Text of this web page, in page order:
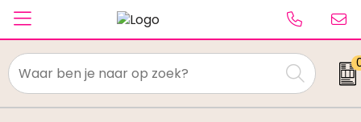
Textiel